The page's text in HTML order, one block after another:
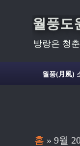
월풍도
방랑은 청
월풍(月風)
홈 » 9월